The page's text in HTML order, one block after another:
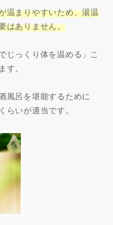
温まりやすいため、湯温
はありません。
じっくり体を温める」こ
。
風呂を堪能するために
らいが適当です。